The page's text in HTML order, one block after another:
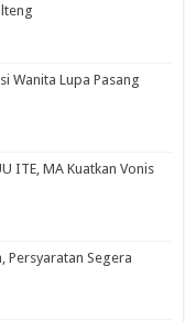
Wanita Lupa Pasang
ITE, MA Kuatkan Vonis
Persyaratan Segera